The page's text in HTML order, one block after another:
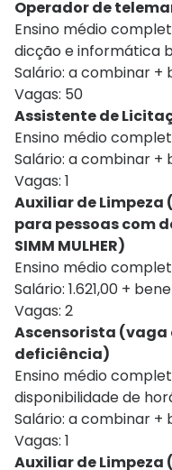
Operador de
Ensino médio
dicção e informática
Salário: a combinar +
Vagas: 50
Assistente de
Ensino médio
Salário: a combinar +
Vagas: 1
Auxiliar de Limpeza
para pessoas com
SIMM MULHER)
Ensino médio
Salário: 1.621,00 +
Vagas: 2
Ascensorista (vaga
deficiência)
Ensino médio
disponibilidade de
Salário: a combinar +
Vagas: 1
Auxiliar de